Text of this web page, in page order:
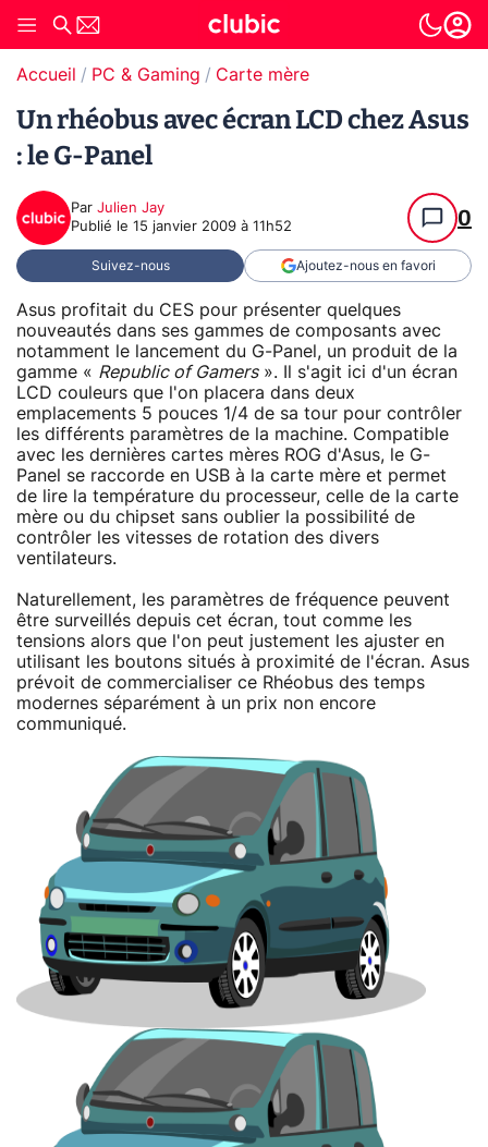
Accueil PC & Gaming Carte mère
Un rhéobus avec écran LCD chez Asus
: le G-Panel
Par Julien Jay
Publié le 15 janvier 2009 à 11h52 0
Suivez-nous Ajoutez-nous en favori
Asus profitait du CES pour présenter quelques
nouveautés dans ses gammes de composants avec
notamment le lancement du G-Panel, un produit de la
gamme « Republic of Gamers». Il s'agit ici d'un écran
LCD couleurs que l'on placera dans deux
emplacements 5 pouces 1/4 de sa tour pour contrôler
les différents paramètres de la machine. Compatible
avec les dernières cartes mères ROG d'Asus, le G-
Panel se raccorde en USB à la carte mère et permet
de lire la température du processeur, celle de la carte
mère ou du chipset sans oublier la possibilité de
contrôler les vitesses de rotation des divers
ventilateurs.
Naturellement, les paramètres de fréquence peuvent
être surveillés depuis cet écran, tout comme les
tensions alors que l'on peut justement les ajuster en
utilisant les boutons situés à proximité de l'écran. Asus
prévoit de commercialiser ce Rhéobus des temps
modernes séparément à un prix non encore
communiqué.